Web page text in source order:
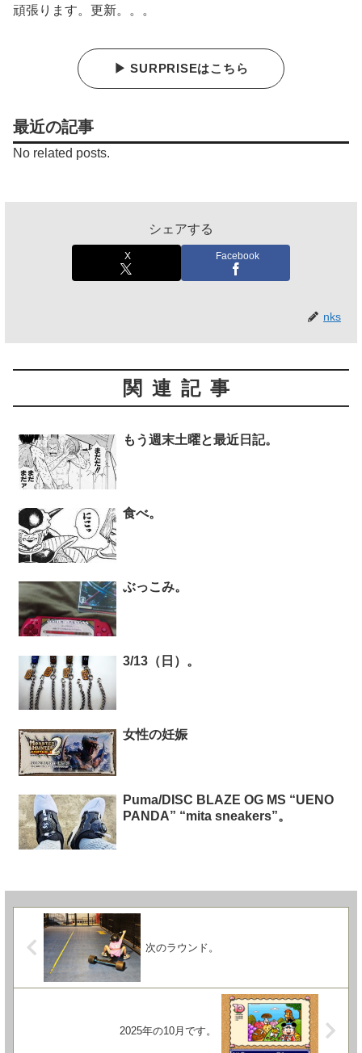
頑張ります。更新。。。
▶ SURPRISEはこちら
最近の記事
No related posts.
シェアする
X Facebook
nks
関連記事
もう週末土曜と最近日記。
食べ。
ぶっこみ。
3/13（日）。
女性の妊娠
Puma/DISC BLAZE OG MS “UENO
PANDA” “mita sneakers”。
次のラウンド。
2025年の10月です。